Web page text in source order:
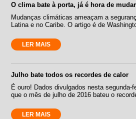
O clima bate à porta, já é hora de mudar
Mudanças climáticas ameaçam a
Latina e no Caribe. O artigo é de
LER MAIS
Julho bate todos os recordes de calor
É ouro! Dados divulgados nesta segunda-
que o mês de julho de 2016 bateu o
LER MAIS